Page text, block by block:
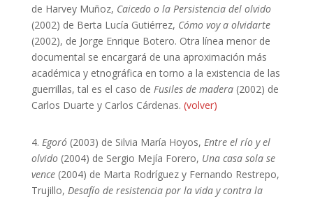
de Harvey Muñoz, Caicedo o la Persistencia del olvido
(2002) de Berta Lucía Gutiérrez, Cómo voy a olvidarte
(2002), de Jorge Enrique Botero. Otra línea menor de
documental se encargará de una aproximación más
académica y etnográfica en torno a la existencia de las
guerrillas, tal es el caso de Fusiles de madera(2002) de
Carlos Duarte y Carlos Cárdenas. (volver)
4. Egoró(2003) de Silvia María Hoyos, Entre el río y el
olvido(2004) de Sergio Mejía Forero, Una casa sola se
vence (2004) de Marta Rodríguez y Fernando Restrepo,
Trujillo, Desafío de resistencia por la vida y contra la